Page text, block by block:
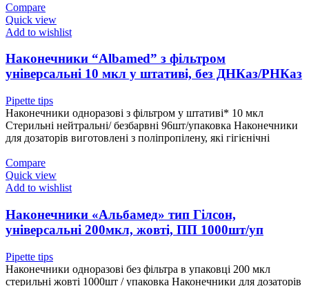
Compare
Quick view
Add to wishlist
Наконечники “Albamed” з фільтром
універсальні 10 мкл у штативі, без ДНКаз/РНКаз
Pipette tips
Наконечники одноразові з фільтром у штативі* 10 мкл
Стерильні нейтральні/ безбарвні 96шт/упаковка Наконечники
для дозаторів виготовлені з поліпропілену, які гігієнічні
Compare
Quick view
Add to wishlist
Наконечники «Альбамед» тип Гілсон,
універсальні 200мкл, жовті, ПП 1000шт/уп
Pipette tips
Наконечники одноразові без фільтра в упаковці 200 мкл
стерильні жовті 1000шт / упаковка Наконечники для дозаторів